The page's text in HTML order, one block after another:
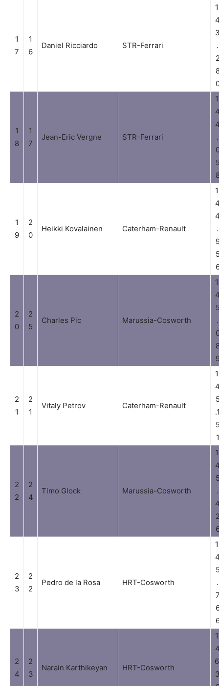
1
7
1
6
Daniel Ricciardo STR-Ferrari
.
1
8
1
7
Jean-Eric Vergne STR-Ferrari
.
1
9
2
0
Heikki Kovalainen Caterham-Renault
.
2
0
2
5
Charles Pic Marussia-Cosworth
.
2
1
2
1
Vitaly Petrov Caterham-Renault
1
2
2
2
4
Timo Glock Marussia-Cosworth
.
2
3
2
2
Pedro de la Rosa HRT-Cosworth
.
2
4
2
3
Narain Karthikeyan HRT-Cosworth